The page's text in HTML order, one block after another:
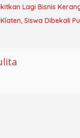
Lagi Bisnis
Siswa Dibekali